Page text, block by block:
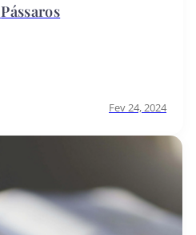
Pássaros
Fev 24, 2024